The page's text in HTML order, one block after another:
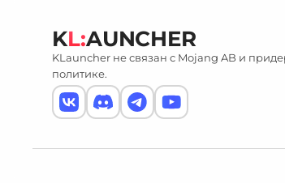
KL:AUNCHER
KLauncher не связан с Mojang AB и
политике.